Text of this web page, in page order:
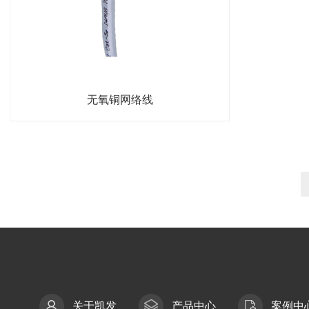
无氧铜网络线
关于凯发 产品中心 案例中